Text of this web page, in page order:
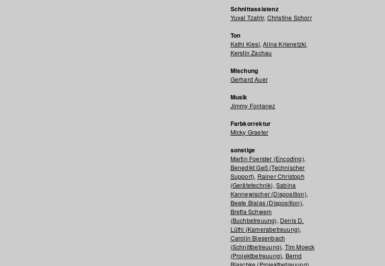
Schnittassistenz
Yuval Tzafrir, Christine Schorr
Ton
Kathi Kiesl,Alina Krienetzki,
Kerstin Zachau
Mischung
Gerhard Auer
Musik
Jimmy Fontanez
Farbkorrektur
Micky Graeter
sonstige
Martin Foerster (Encoding),
Benedikt Geß (Technischer
Support), Rainer Christoph
(Gerätetechnik), Sabina
Kannewischer (Disposition),
Beate Bialas (Disposition),
Bretta Schwem
(Buchbetreuung), Denis D.
Lüthi (Kamerabetreuung),
Carolin Biesenbach
(Schnittbetreuung), Tim Moeck
(Projektbetreuung), Bernd
Blaschke (Projektbetreuung)